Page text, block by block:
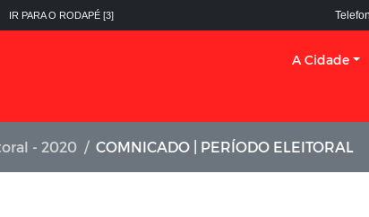
IR PARA O RODAPÉ [3]
A Cidade
- 2020 COMNICADO | PERÍODO ELEITORAL